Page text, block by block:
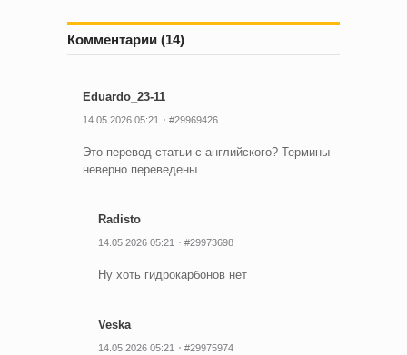
Комментарии (14)
Eduardo_23-11
14.05.2026 05:21 #29969426
Это перевод статьи с английского? Термины
неверно переведены.
Radisto
14.05.2026 05:21 #29973698
Ну хоть гидрокарбонов нет
Veska
14.05.2026 05:21 #29975974